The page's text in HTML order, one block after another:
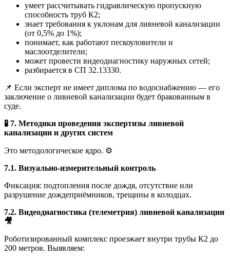
умеет рассчитывать гидравлическую пропускную
способность труб К2;
знает требования к уклонам для ливневой канализации
(от 0,5% до 1%);
понимает, как работают пескоуловители и
маслоотделители;
может провести видеодиагностику наружных сетей;
разбирается в СП 32.13330.
📌 Если эксперт не имеет диплома по водоснабжению — его
заключение о ливневой канализации будет бракованным в
суде.
🧪 7. Методики проведения экспертизы ливневой
канализации и других систем
Это методологическое ядро. ⚙️
7.1. Визуально-измерительный контроль
Фиксация: подтопления после дождя, отсутствие или
разрушение дождеприёмников, трещины в колодцах.
7.2. Видеодиагностика (телеметрия) ливневой канализации
🎥
Роботизированный комплекс проезжает внутри трубы К2 до
200 метров. Выявляем: